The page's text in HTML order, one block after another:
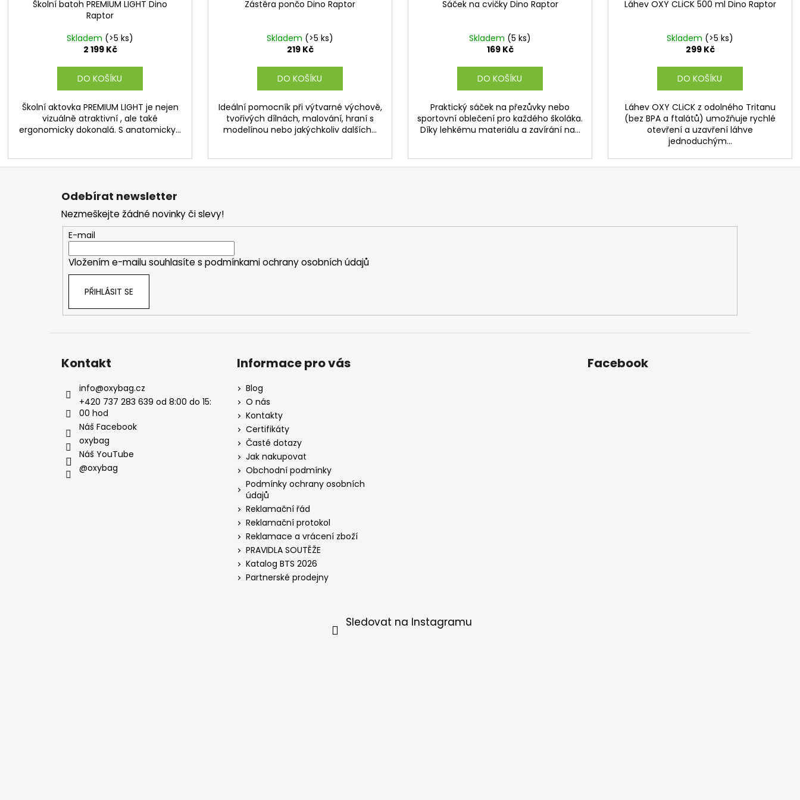
Školní batoh PREMIUM LIGHT Dino
Raptor
Skladem (>5 ks)
2 199 Kč
DO KOŠÍKU
Školní aktovka PREMIUM LIGHT je nejen
vizuálně atraktivní , ale také
ergonomicky dokonalá. S anatomicky...
Zástěra pončo Dino Raptor
Skladem (>5 ks)
219 Kč
DO KOŠÍKU
Ideální pomocník při výtvarné výchově,
tvořivých dílnách, malování, hraní s
modelínou nebo jakýchkoliv dalších...
Sáček na cvičky Dino Raptor
Skladem (5 ks)
169 Kč
DO KOŠÍKU
Praktický sáček na přezůvky nebo
sportovní oblečení pro každého školáka.
Díky lehkému materiálu a zavírání na...
Láhev OXY CLiCK 500 ml Dino Raptor
Skladem (>5 ks)
299 Kč
DO KOŠÍKU
Láhev OXY CLiCK z odolného Tritanu
(bez BPA a ftalátů) umožňuje rychlé
otevření a uzavření láhve
jednoduchým...
Z
Odebírat newsletter
Nezmeškejte žádné novinky či slevy!
E-mail
Vložením e-mailu souhlasíte s podmínkami ochrany osobních údajů
PŘIHLÁSIT SE
Kontakt
info@oxybag.cz
+420 737 283 639 od 8:00 do 15:
00 hod
Náš Facebook
oxybag
Náš YouTube
@oxybag
Informace pro vás
Blog
O nás
Kontakty
Certifikáty
Časté dotazy
Jak nakupovat
Obchodní podmínky
Podmínky ochrany osobních
údajů
Reklamační řád
Reklamační protokol
Reklamace a vrácení zboží
PRAVIDLA SOUTĚŽE
Katalog BTS 2026
Partnerské prodejny
Facebook
Sledovat na Instagramu